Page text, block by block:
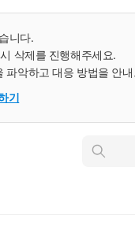
니다.
삭제를 진행해주세요.
파악하고 대응 방법을 안
기
인